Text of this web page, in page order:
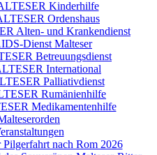
Kinderhilfe
Ordenshaus
Alten- und Krankendienst
Dienst Malteser
Betreuungsdienst
International
Palliativdienst
Rumänienhilfe
Medikamentenhilfe
Pilgerfahrt nach Rom 2026